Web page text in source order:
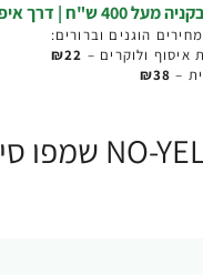
| דרך איפוסט עד 5 ק"ג
הוגנים וברורים:
איסוף ולוקרים – ₪22
–
₪38